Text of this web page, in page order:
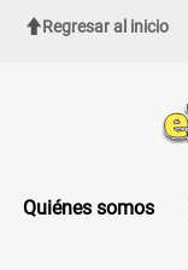
Regresar al inicio
Quiénes somos